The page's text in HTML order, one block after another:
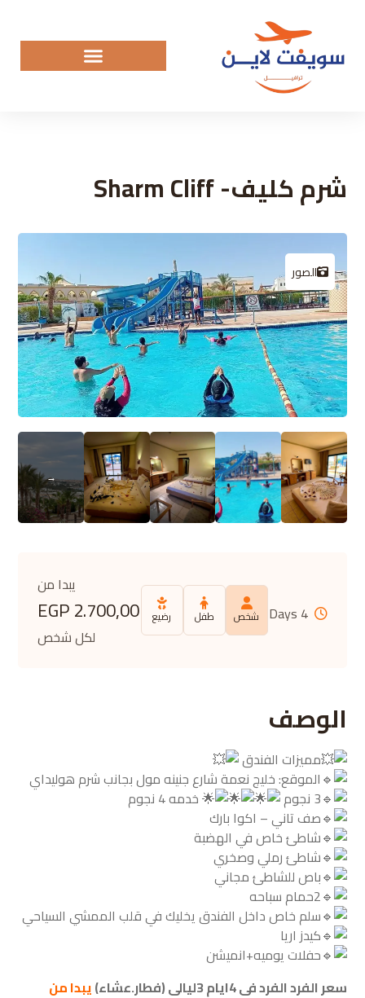
شرم كليف- Sharm Cliff
الصور
4 Days شخص طفل رضيع
يبدا من
2.700,00
EGP
لكل شخص
الوصف
مميزات الفندق
الموقع: خليج نعمة شارع جنينه مول بجانب شرم هوليداي
3 نجوم
خدمه 4 نجوم
صف تاني – اكوا بارك
شاطئ خاص في الهضبة
شاطئ رملي وصخري
باص للشاطئ مجاني
2حمام سباحه
سلم خاص داخل الفندق يخليك في قلب الممشي السياحي
كيدز اريا
حفلات يوميه+انميشن
سعر الفرد الفرد فى 4ايام 3ليالى (فطار.عشاء)
يبدا من